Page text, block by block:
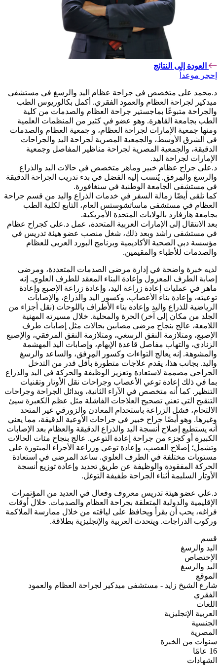
العودة إلى النتائج
إحجر موعداً
د.محمد على متخصص في جراحة عظام اليد والرسغ في مستشفى
ميدكير لجراحة العظام والعمود الفقري. أكمل بكالوريوس الطب
والجراحة متبوعًا بماجستير جراحة العظام والصدمات من كلية
الطب بجامعة القاهرة. وهو عضو في كثير من المنظمات العلمية
ومنها جمعية الإمارات لجراحة العظام، و جمعية العظام والصدمات
في الشرق الأوسط، والجمعية المصرية لجراحة اليد والجراحات
الدقيقة، والجمعية المصرية لجراحة مناظير المفاصل وجمعية
الإمارات لجراحة اليد.
د.على جراح عظام خبير وماهر متخصص في حالات اليد والذراع
والرسغ والمِرفق. يُنسب إليه الفضل في بدء تدريب الجراحة الدقيقة
في مستشفى الجامعة الوطنية في سنغافورة.
كما تلقى أيضًا زمالة السفر في خدمات الذراع واليد من قسم جراحة
العظام في مستشفى ماساتشوستس العام، التابع لكلية الطب
بجامعة هارفارد بالولايات المتحدة الأمريكية.
بعد الانتقال إلى الإمارات العربية المتحدة، عمل د.على كجراح عظام
في مستشفى راشد وبعد ذلك، شغل منصب عضو هيئة تدريس في
مؤسسة دبي الصحية الأكاديمية وبرنامج البورد العربي للعظام
والصدمات للأطباء والمقيمين.
لديه خبرة واضحة في إدارة مرضى الصدمات المتعددة، ومرضى
إصابة الطرف المعزول وإعادة البناء المعقد للطرف العلوي. إنه
ماهر في عمليات إعادة زراعة اليد، وإعادة زراعة الإصبع وإعادة
توعيته، وإعادة بناء الأعصاب، وكسور اليد والذراع، والإصابات
الرياضية للذراع واليد وإعادة بناء الأطراف باللوحات (نقل أجزاء من
الجلد من مكان إلى آخر) الحرة والمحلية. خلال مسيرته المهنية
اللامعة، عالج بنجاح مرضى مصابين بحالات مثل إصابات طرف
الإصبع، ومتلازمة النفق الرسغي، ومتلازمة النفق المرفقي، والإصبع
الزنادي، والتهاب مفاصل قاعدة الإبهام، وإصابات اليد المهشمة
والمشوهة. إنه يعالج التواءات وكسور المِرفق، والساعد والرسغ
واليد. بجانب هذا، يقدم علاجات متطورة بأقل قدر من التدخل
الجراحي مصممة لاستعادة وتعزيز الوظيفة والحركة في اليد والذراع
بما في ذلك إعادة توعي الأعصاب وجراحات نقل الأوتار وتقنيات
التنظير. كما أنه متخصص في الآراء الثانية، وبدائل الجراحة وجراحات
التنقيح التي تعني تصحيح العلاجات الفاشلة مثل عظم الكعبرة سيئ
الالتحام، فشل الزراعة باستخدام المعادن والزورقي غير المتحد
وغيرها. وهو أيضًا جراح خبير في جراحات الأوعية الدقيقة، مما يعني
أنه يستطيع إصلاح أنسجة اليد والذراع الدقيقة والعظام بعد الإصابات
الكبيرة أو كجزء من جراحة إعادة التوعي. عالج بنجاح مئات الحالات
وتشمل؛ إصلاح العصب، وإعادة توعي وزراعة الأجزاء المبتورة على
مستويات مختلفة في الطرف العلوي. ساعد المرضى في استعادة
الحركة المفقودة والوظيفة عن طريق تحديد وإعادة توزيع أنسجة
الأوتار السليمة أثناء الجراحة طفيفة التوغل.
د.علي عضو هيئة تدريس معروف وفعال في العديد من المؤتمرات
الإقليمية والدولية المتعلقة بجراحة العظام والصدمات. خلال أوقات
فراغه، يحب أن يقرأ ويحافظ على لياقته من خلال ممارسة الملاكمة
وركوب الدراجات. ويتحدث العربية والإنجليزية بطلاقة.
قسم
اليد والرسغ
الإختصاص
اليد والرسغ
الموقع
شارع الشيخ زايد - مستشفى ميدكير لجراحة العظام والعمود
الفقري
اللغات
العربية الإنجليزية
الجنسية
المصرية
سنوات من الخبرة
16 عامًا
الشهادات